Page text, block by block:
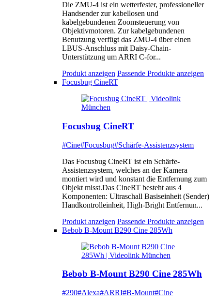
Die ZMU-4 ist ein wetterfester, professioneller
Handsender zur kabellosen und
kabelgebundenen Zoomsteuerung von
Objektivmotoren. Zur kabelgebundenen
Benutzung verfügt das ZMU-4 über einen
LBUS-Anschluss mit Daisy-Chain-
Unterstützung um ARRI C-for...
Produkt anzeigen Passende Produkte anzeigen
Focusbug CineRT
Focusbug CineRT
#Cine#Focusbug#Schärfe-Assistenzsystem
Das Focusbug CineRT ist ein Schärfe-
Assistenzsystem, welches an der Kamera
montiert wird und konstant die Entfernung zum
Objekt misst.Das CineRT besteht aus 4
Komponenten: Ultraschall Basiseinheit (Sender)
Handkontrolleinheit, High-Bright Entfernun...
Produkt anzeigen Passende Produkte anzeigen
Bebob B-Mount B290 Cine 285Wh
Bebob B-Mount B290 Cine 285Wh
#290#Alexa#ARRI#B-Mount#Cine